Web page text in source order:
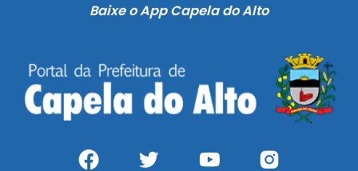
Baixe o App Capela do Alto